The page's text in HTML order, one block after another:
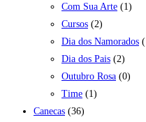
Com Sua Arte (1)
Cursos (2)
Dia dos Namorados
Dia dos Pais (2)
Outubro Rosa (0)
Time (1)
Canecas (36)